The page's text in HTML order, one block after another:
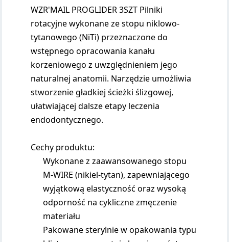
WZR'MAIL PROGLIDER 3SZT Pilniki
rotacyjne wykonane ze stopu niklowo-
tytanowego (NiTi) przeznaczone do
wstępnego opracowania kanału
korzeniowego z uwzględnieniem jego
naturalnej anatomii. Narzędzie umożliwia
stworzenie gładkiej ścieżki ślizgowej,
ułatwiającej dalsze etapy leczenia
endodontycznego.
Cechy produktu:
Wykonane z zaawansowanego stopu
M-WIRE (nikiel-tytan), zapewniającego
wyjątkową elastyczność oraz wysoką
odporność na cykliczne zmęczenie
materiału
Pakowane sterylnie w opakowania typu